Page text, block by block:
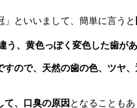
といいまして、簡単に言うと
う、黄色っぽく変色した歯があ
すので、天然の歯の色、ツヤ
て、口臭の原因 となることもあ